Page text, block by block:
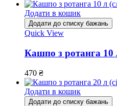
Додати в кошик
Додати до списку бажань
Quick View
Кашпо з ротанга 10
470 ₴
Додати в кошик
Додати до списку бажань